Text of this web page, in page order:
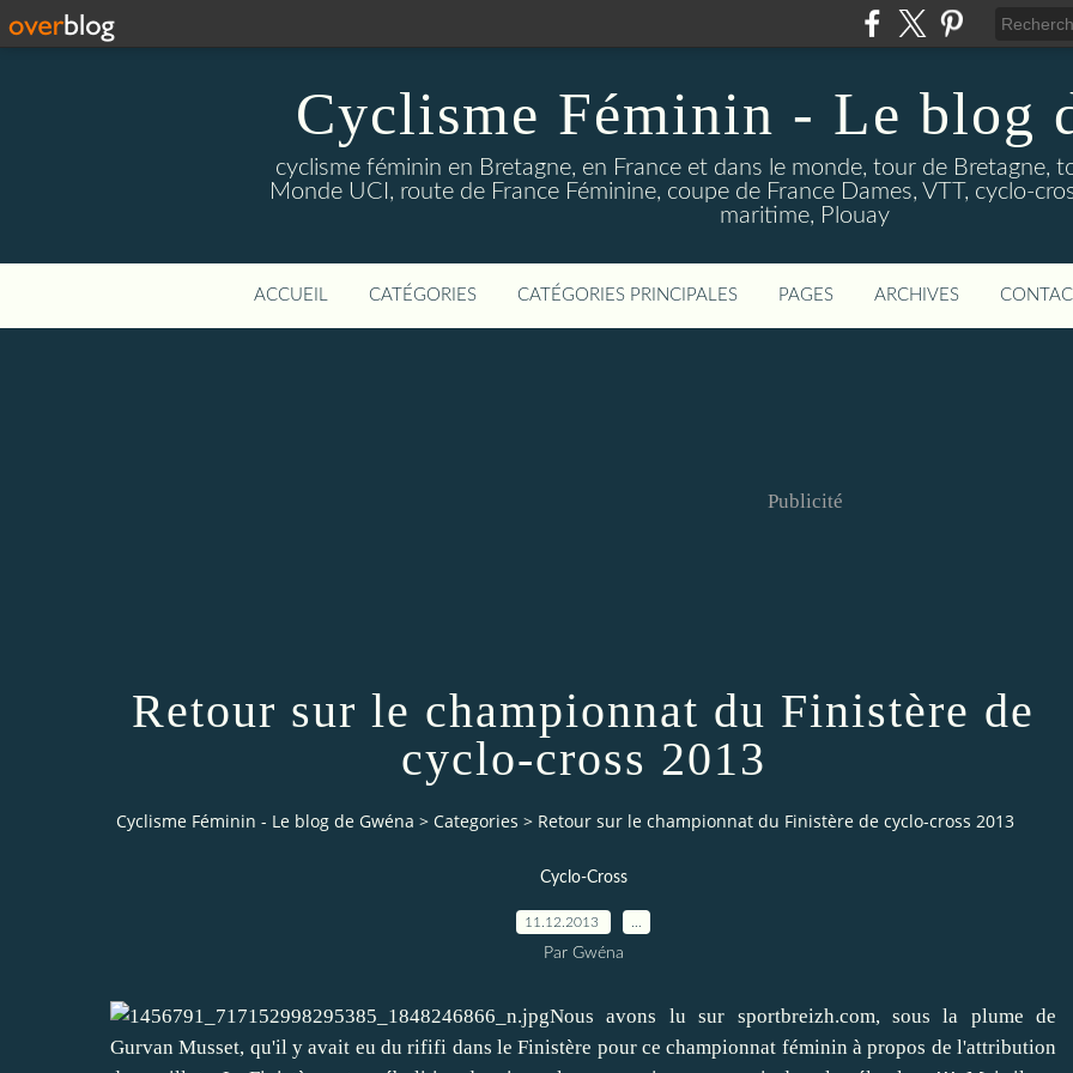
Cyclisme Féminin - Le blog
cyclisme féminin en Bretagne, en France et dans le monde, tour de Bretagne,
Monde UCI, route de France Féminine, coupe de France Dames, VTT, cyclo-
maritime, Plouay
ACCUEIL CATÉGORIES CATÉGORIES PRINCIPALES PAGES ARCHIVES
Publicité
Retour sur le championnat du Finistère de
cyclo-cross 2013
Cyclisme Féminin - Le blog de Gwéna > Categories > Retour sur le championnat du Finistère de cyclo-cross 2013
Cyclo-Cross
11.12.2013
Par Gwéna
Nous avons lu sur sportbreizh.com, sous la plume de
Gurvan Musset, qu'il y avait eu du rififi dans le Finistère pour ce championnat féminin à propos de l'attribution